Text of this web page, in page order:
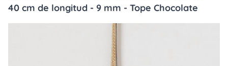
40 cm de longitud - 9 mm - Tope Chocolate